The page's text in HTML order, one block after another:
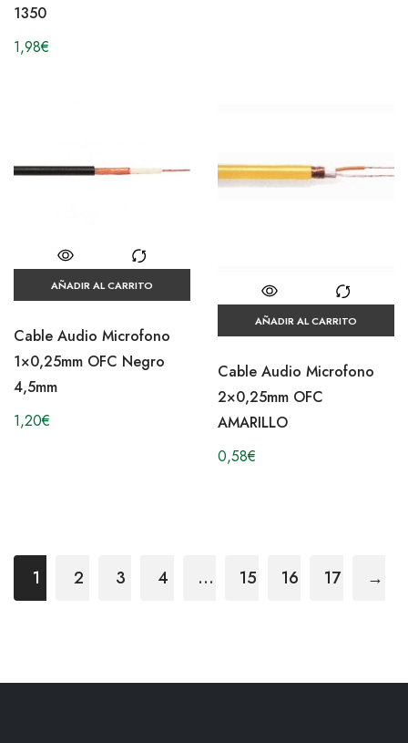
1350
1,98€
AÑADIR AL CARRITO
Cable Audio Microfono
1×0,25mm OFC Negro
4,5mm
1,20€
AÑADIR AL CARRITO
Cable Audio Microfono
2×0,25mm OFC
AMARILLO
0,58€
1 2 3 4 … 15 16 17 →